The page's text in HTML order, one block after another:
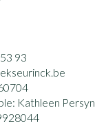
93
Kathleen Persyn